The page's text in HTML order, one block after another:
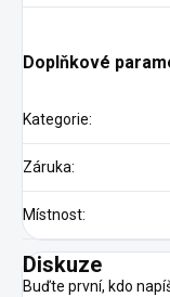
Doplňkové
Kategorie:
Záruka:
Místnost:
Diskuze
Buďte první, kdo